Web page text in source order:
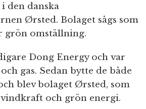
den danska
Ørsted. Bolaget sågs som
grön omställning.
Dong Energy och var
gas. Sedan bytte de både
blev bolaget Ørsted, som
vindkraft och grön energi.